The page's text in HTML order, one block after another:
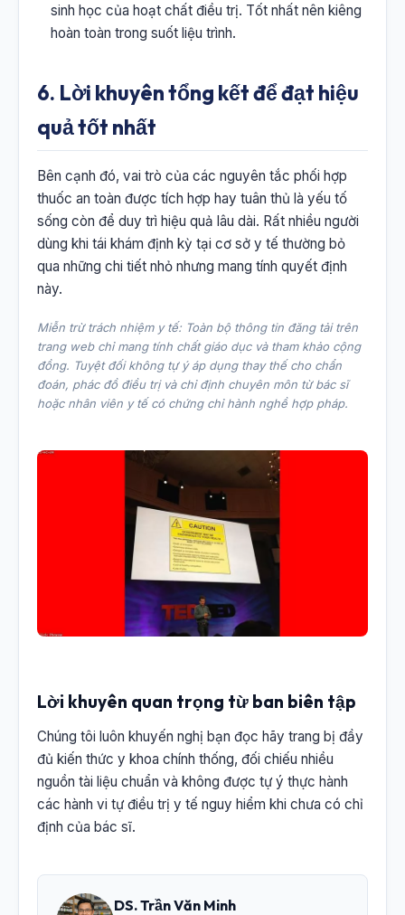
sinh học của hoạt chất điều trị. Tốt nhất nên kiêng
hoàn toàn trong suốt liệu trình.
6. Lời khuyên tổng kết để đạt hiệu
quả tốt nhất
Bên cạnh đó, vai trò của các nguyên tắc phối hợp
thuốc an toàn được tích hợp hay tuân thủ là yếu tố
sống còn để duy trì hiệu quả lâu dài. Rất nhiều người
dùng khi tái khám định kỳ tại cơ sở y tế thường bỏ
qua những chi tiết nhỏ nhưng mang tính quyết định
này.
Miễn trừ trách nhiệm y tế: Toàn bộ thông tin đăng tải trên
trang web chỉ mang tính chất giáo dục và tham khảo cộng
đồng. Tuyệt đối không tự ý áp dụng thay thế cho chẩn
đoán, phác đồ điều trị và chỉ định chuyên môn từ bác sĩ
hoặc nhân viên y tế có chứng chỉ hành nghề hợp pháp.
Lời khuyên quan trọng từ ban biên tập
Chúng tôi luôn khuyến nghị bạn đọc hãy trang bị đầy
đủ kiến thức y khoa chính thống, đối chiếu nhiều
nguồn tài liệu chuẩn và không được tự ý thực hành
các hành vi tự điều trị y tế nguy hiểm khi chưa có chỉ
định của bác sĩ.
DS. Trần Văn Minh